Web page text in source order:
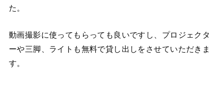
た。
動画撮影に使ってもらっても良いですし、プロジェクタ
ーや三脚、ライトも無料で貸し出しをさせていただきま
す。